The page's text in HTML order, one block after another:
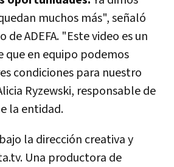
muchos más", señaló
de ADEFA. "Este video es un
que en equipo podemos
condiciones para nuestro
Ryzewski, responsable de
la entidad.
la dirección creativa y
Una productora de